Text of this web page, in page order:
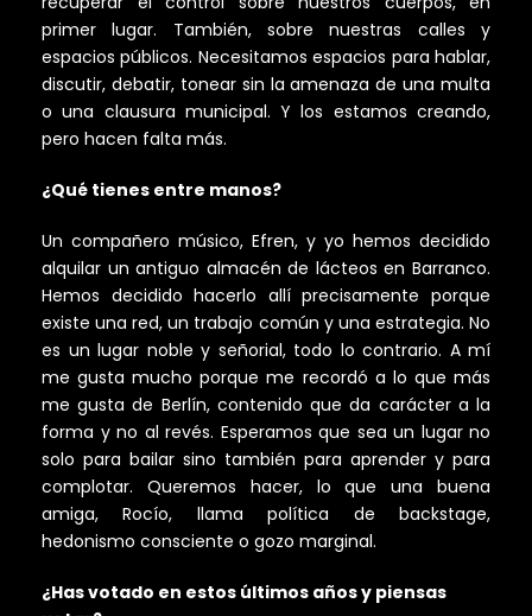
primer lugar. También, sobre nuestras calles y
espacios públicos. Necesitamos espacios para hablar,
discutir, debatir, tonear sin la amenaza de una multa
o una clausura municipal. Y los estamos creando,
pero hacen falta más.
¿Qué tienes entre manos?
Un compañero músico, Efren, y yo hemos decidido
alquilar un antiguo almacén de lácteos en Barranco.
Hemos decidido hacerlo allí precisamente porque
existe una red, un trabajo común y una estrategia. No
es un lugar noble y señorial, todo lo contrario. A mí
me gusta mucho porque me recordó a lo que más
me gusta de Berlín, contenido que da carácter a la
forma y no al revés. Esperamos que sea un lugar no
solo para bailar sino también para aprender y para
complotar. Queremos hacer, lo que una buena
amiga, Rocío, llama política de backstage,
hedonismo consciente o gozo marginal.
¿Has votado en estos últimos años y piensas